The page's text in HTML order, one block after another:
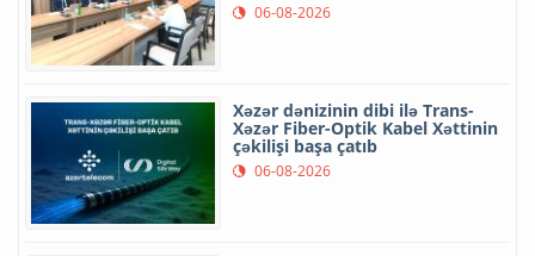
06-08-2026
Xəzər dənizinin dibi ilə Trans-
Xəzər Fiber-Optik Kabel Xəttinin
çəkilişi başa çatıb
06-08-2026